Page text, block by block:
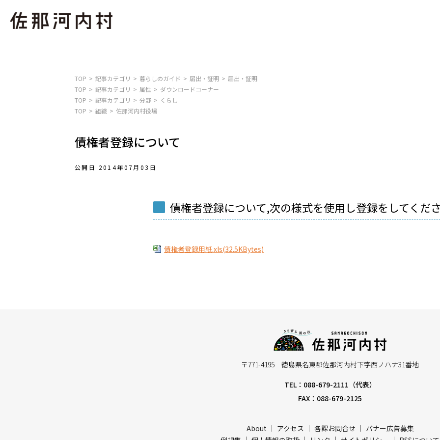
TOP 記事カテゴリ 暮らしのガイド 届出・証明
届出・証明
TOP
記事カテゴリ 属性
ダウンロードコーナー
TOP
記事カテゴリ 分野
くらし
TOP
組織 佐那河内村役場
債権者登録について
公開日 2014年07月03日
債権者登録について,次の様式を使用し登録をしてくだ
債権者登録用紙.xls(32.5KBytes)
〒771-4195 徳島県名東郡佐那河内村下字西ノハナ31番地
TEL：088-679-2111（代表）
FAX：088-679-2125
About アクセス 各課お問合せ
バナー広告募集